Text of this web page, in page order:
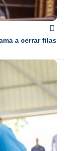
a cerrar filas